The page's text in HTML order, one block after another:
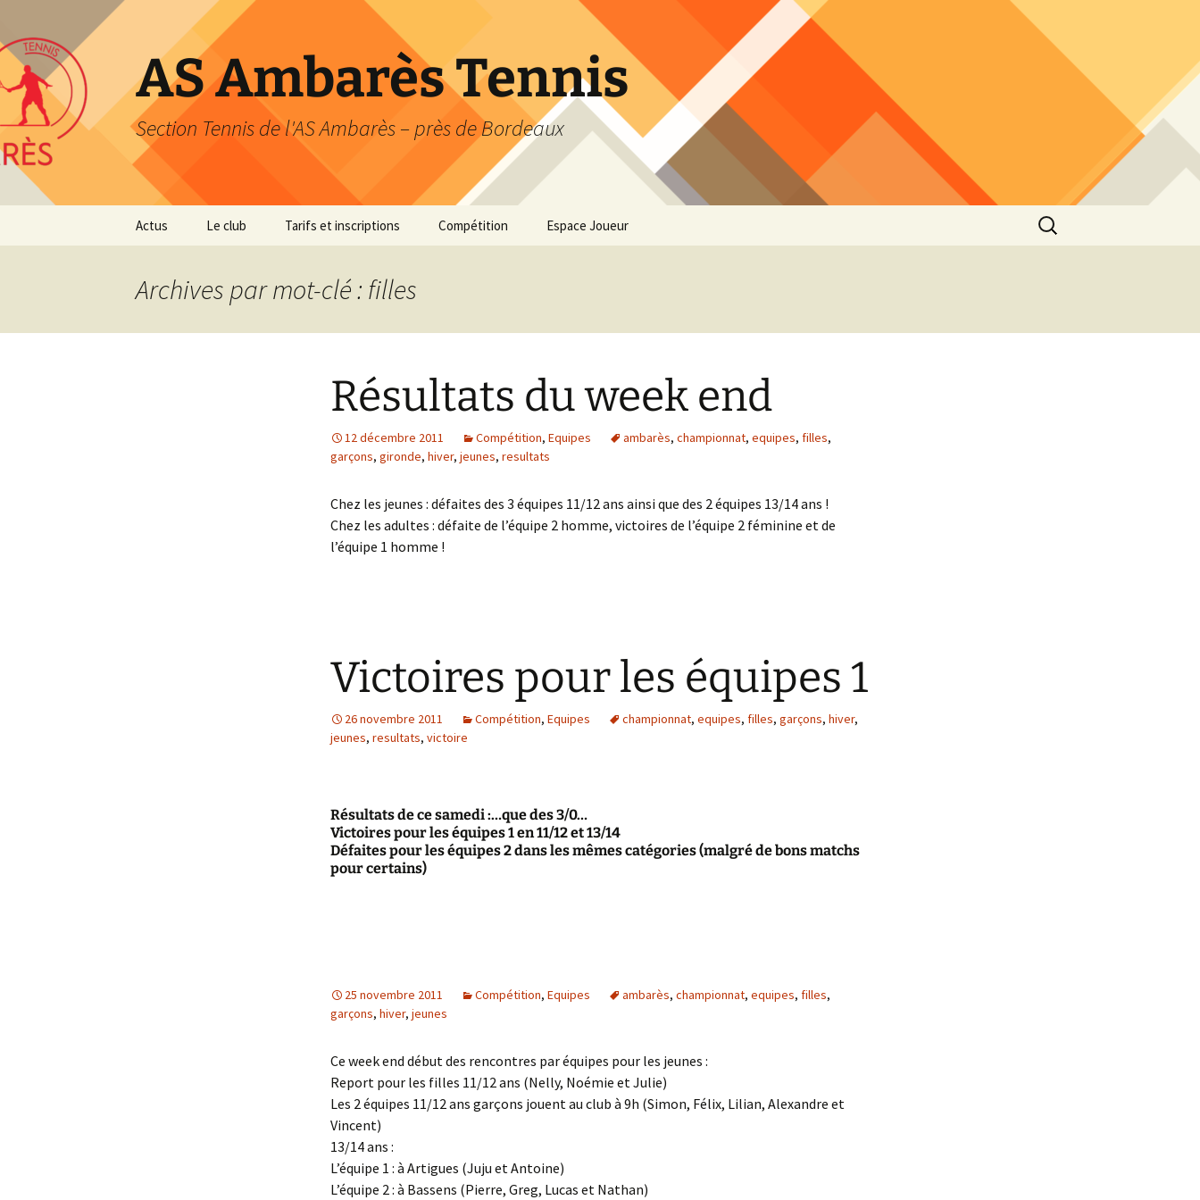
contenu
AS Ambarès Tennis
Section Tennis de l'AS Ambarès – près de Bordeaux
Actus Le club
Nos coordonnées
Tarifs et inscriptions
2026/27
Compétition
La compétition senior et
senior+
Espace Joueur
Rechercher :
Archives par mot-clé : filles
Résultats du week end
12 décembre 2011 Compétition, Equipes ambarès, championnat, equipes, filles,
garçons, gironde, hiver, jeunes, resultats
Chez les jeunes : défaites des 3 équipes 11/12 ans ainsi que des 2 équipes 13/14 ans !
Chez les adultes : défaite de l’équipe 2 homme, victoires de l’équipe 2 féminine et de
l’équipe 1 homme !
Victoires pour les équipes 1
26 novembre 2011 Compétition, Equipes championnat, equipes, filles, garçons, hiver,
jeunes, resultats, victoire
Résultats de ce samedi :…que des 3/0…
Victoires pour les équipes 1 en 11/12 et 13/14
Défaites pour les équipes 2 dans les mêmes catégories (malgré de bons matchs
pour certains)
25 novembre 2011 Compétition, Equipes ambarès, championnat, equipes, filles,
garçons, hiver, jeunes
Ce week end début des rencontres par équipes pour les jeunes :
Report pour les filles 11/12 ans (Nelly, Noémie et Julie)
Les 2 équipes 11/12 ans garçons jouent au club à 9h (Simon, Félix, Lilian, Alexandre et
Vincent)
13/14 ans :
L’équipe 1 : à Artigues (Juju et Antoine)
L’équipe 2 : à Bassens (Pierre, Greg, Lucas et Nathan)